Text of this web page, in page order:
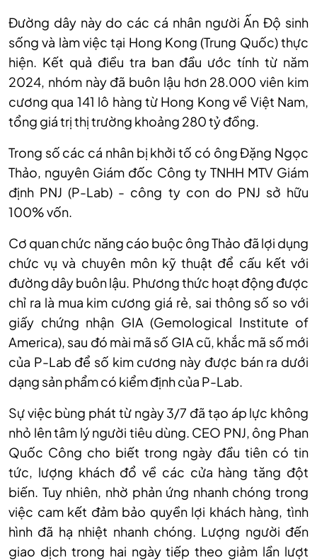
Đường dây này do các cá nhân người Ấn Độ sinh
sống và làm việc tại Hong Kong (Trung Quốc) thực
hiện. Kết quả điều tra ban đầu ước tính từ năm
2024, nhóm này đã buôn lậu hơn 28.000 viên kim
cương qua 141 lô hàng từ Hong Kong về Việt Nam,
tổng giá trị thị trường khoảng 280 tỷ đồng.
Trong số các cá nhân bị khởi tố có ông Đặng Ngọc
Thảo, nguyên Giám đốc Công ty TNHH MTV Giám
định PNJ (P-Lab) - công ty con do PNJ sở hữu
100% vốn.
Cơ quan chức năng cáo buộc ông Thảo đã lợi dụng
chức vụ và chuyên môn kỹ thuật để cấu kết với
đường dây buôn lậu. Phương thức hoạt động được
chỉ ra là mua kim cương giá rẻ, sai thông số so với
giấy chứng nhận GIA (Gemological Institute of
America), sau đó mài mã số GIA cũ, khắc mã số mới
của P-Lab để số kim cương này được bán ra dưới
dạng sản phẩm có kiểm định của P-Lab.
Sự việc bùng phát từ ngày 3/7 đã tạo áp lực không
nhỏ lên tâm lý người tiêu dùng. CEO PNJ, ông Phan
Quốc Công cho biết trong ngày đầu tiên có tin
tức, lượng khách đổ về các cửa hàng tăng đột
biến. Tuy nhiên, nhờ phản ứng nhanh chóng trong
việc cam kết đảm bảo quyền lợi khách hàng, tình
hình đã hạ nhiệt nhanh chóng. Lượng người đến
giao dịch trong hai ngày tiếp theo giảm lần lượt